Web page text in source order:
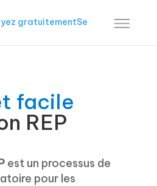
gratuitementSe
facile
REP
est un processus de
pour les